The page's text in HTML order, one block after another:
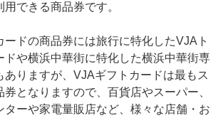
できる商品券です。
ードの商品券には旅行に特化したVJAト
ドや横浜中華街に特化した横浜中華街専
ありますが、VJAギフトカードは最もス
券となりますので、百貨店やスーパー、
ターや家電量販店など、様々な店舗・お